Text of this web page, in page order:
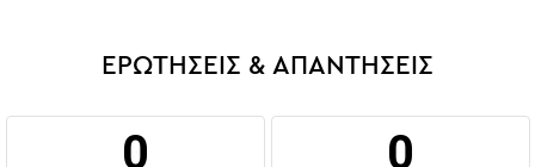
ΕΡΩΤΗΣΕΙΣ & ΑΠΑΝΤΗΣΕΙΣ
0 0